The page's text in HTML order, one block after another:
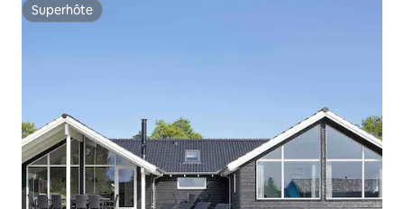
Superhôte
Superhôte